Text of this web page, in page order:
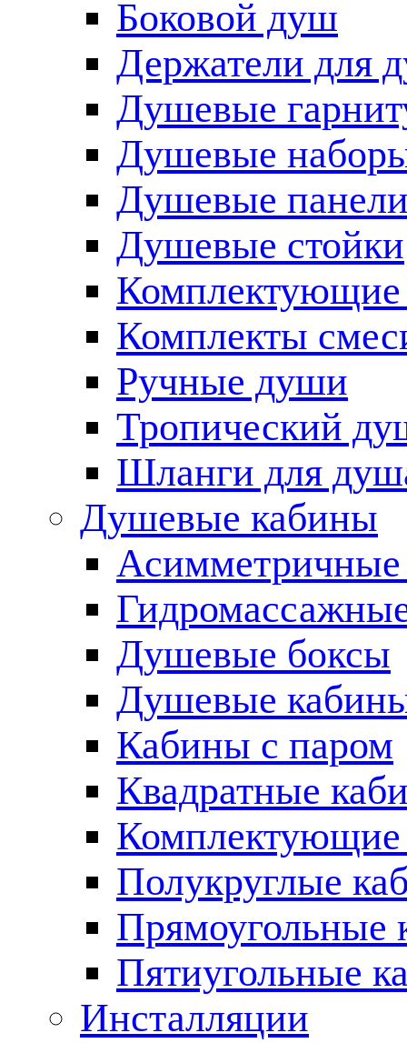
Боковой душ
Держатели для
Душевые
Душевые
Душевые
Душевые стойки
Комплекты
Ручные души
Тропический
Шланги для
Душевые кабины
Душевые боксы
Душевые
Кабины с паром
Квадратные
Комплектующие
Полукруглые
Прямоугольные
Пятиугольные
Инсталляции